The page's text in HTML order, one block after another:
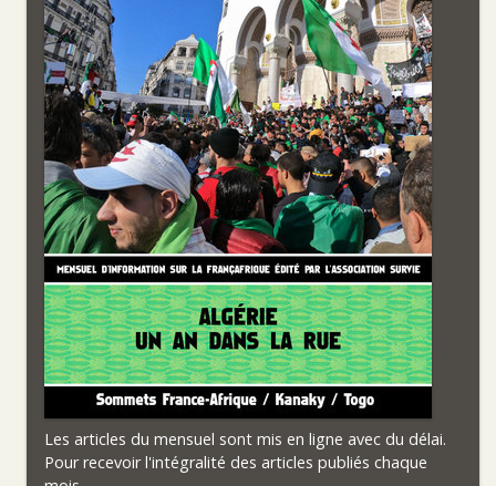
Les articles du mensuel sont mis en ligne avec du délai.
Pour recevoir l'intégralité des articles publiés chaque